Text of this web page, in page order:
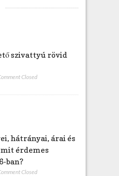
szivattyú rövid
Closed
hátrányai, árai és
érdemes
ban?
Closed